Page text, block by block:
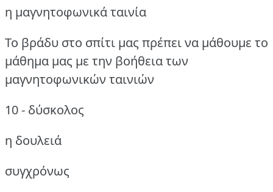
η μαγνητοφωνικά ταινία
Το βράδυ στο σπίτι μας πρέπει να μάθουμε το
μάθημα μας με την βοήθεια των
μαγνητοφωνικών ταινιών
10 - δύσκολος
η δουλειά
συγχρόνως